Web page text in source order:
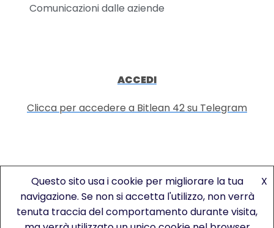
Comunicazioni dalle aziende
ACCEDI
Clicca per accedere a Bitlean 42 su Telegram
VUOI SAPERNE DI PIÙ?
Contattaci per maggiori informazioni
Questo sito usa i cookie per migliorare la tua
navigazione. Se non si accetta l'utilizzo, non verrà
tenuta traccia del comportamento durante visita,
X